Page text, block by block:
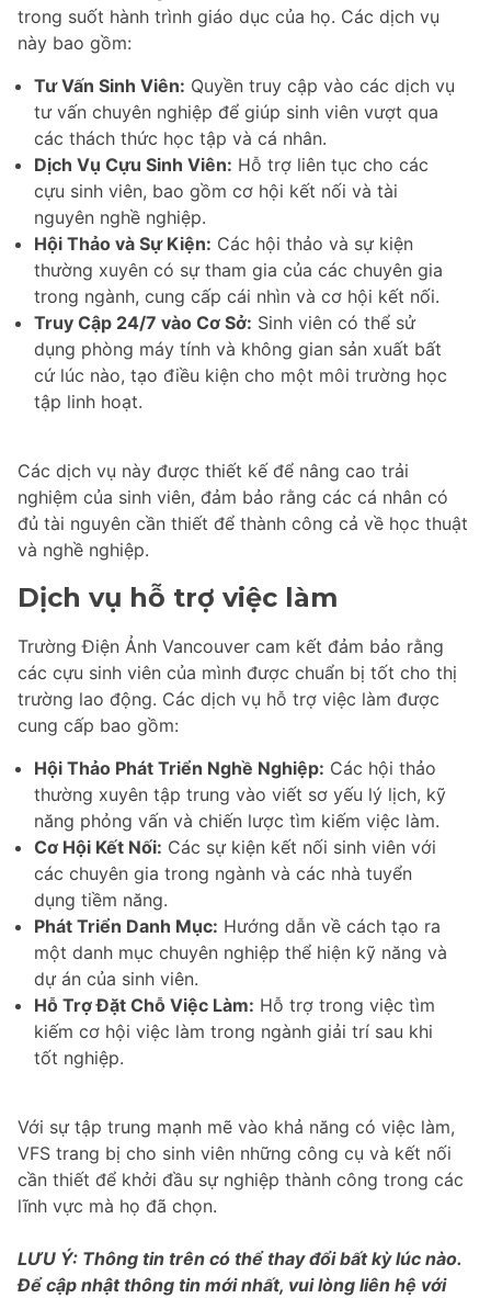
trong suốt hành trình giáo dục của họ. Các dịch vụ
này bao gồm:
Tư Vấn Sinh Viên: Quyền truy cập vào các dịch vụ
tư vấn chuyên nghiệp để giúp sinh viên vượt qua
các thách thức học tập và cá nhân.
Dịch Vụ Cựu Sinh Viên: Hỗ trợ liên tục cho các
cựu sinh viên, bao gồm cơ hội kết nối và tài
nguyên nghề nghiệp.
Hội Thảo và Sự Kiện: Các hội thảo và sự kiện
thường xuyên có sự tham gia của các chuyên gia
trong ngành, cung cấp cái nhìn và cơ hội kết nối.
Truy Cập 24/7 vào Cơ Sở: Sinh viên có thể sử
dụng phòng máy tính và không gian sản xuất bất
cứ lúc nào, tạo điều kiện cho một môi trường học
tập linh hoạt.
Các dịch vụ này được thiết kế để nâng cao trải
nghiệm của sinh viên, đảm bảo rằng các cá nhân có
đủ tài nguyên cần thiết để thành công cả về học thuật
và nghề nghiệp.
Dịch vụ hỗ trợ việc làm
Trường Điện Ảnh Vancouver cam kết đảm bảo rằng
các cựu sinh viên của mình được chuẩn bị tốt cho thị
trường lao động. Các dịch vụ hỗ trợ việc làm được
cung cấp bao gồm:
Hội Thảo Phát Triển Nghề Nghiệp: Các hội thảo
thường xuyên tập trung vào viết sơ yếu lý lịch, kỹ
năng phỏng vấn và chiến lược tìm kiếm việc làm.
Cơ Hội Kết Nối: Các sự kiện kết nối sinh viên với
các chuyên gia trong ngành và các nhà tuyển
dụng tiềm năng.
Phát Triển Danh Mục: Hướng dẫn về cách tạo ra
một danh mục chuyên nghiệp thể hiện kỹ năng và
dự án của sinh viên.
Hỗ Trợ Đặt Chỗ Việc Làm: Hỗ trợ trong việc tìm
kiếm cơ hội việc làm trong ngành giải trí sau khi
tốt nghiệp.
Với sự tập trung mạnh mẽ vào khả năng có việc làm,
VFS trang bị cho sinh viên những công cụ và kết nối
cần thiết để khởi đầu sự nghiệp thành công trong các
lĩnh vực mà họ đã chọn.
LƯU Ý: Thông tin trên có thể thay đổi bất kỳ lúc nào.
Để cập nhật thông tin mới nhất, vui lòng liên hệ với